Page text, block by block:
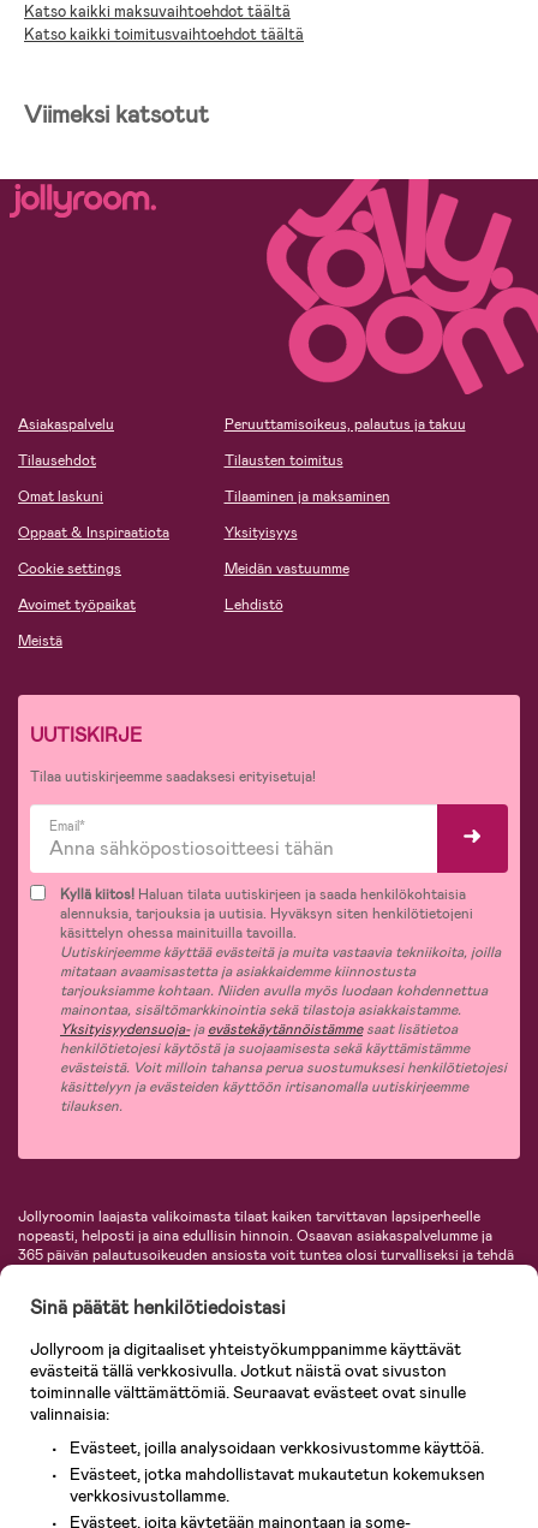
Katso kaikki maksuvaihtoehdot täältä
Katso kaikki toimitusvaihtoehdot täältä
Viimeksi katsotut
Asiakaspalvelu
Tilausehdot
Omat laskuni
Oppaat & Inspiraatiota
Cookie settings
Avoimet työpaikat
Meistä
Peruuttamisoikeus, palautus ja takuu
Tilausten toimitus
Tilaaminen ja maksaminen
Yksityisyys
Meidän vastuumme
Lehdistö
UUTISKIRJE
Tilaa uutiskirjeemme saadaksesi erityisetuja!
Email*
Kyllä kiitos! Haluan tilata uutiskirjeen ja saada henkilökohtaisia
alennuksia, tarjouksia ja uutisia. Hyväksyn siten henkilötietojeni
käsittelyn ohessa mainituilla tavoilla.
Uutiskirjeemme käyttää evästeitä ja muita vastaavia tekniikoita, joilla
mitataan avaamisastetta ja asiakkaidemme kiinnostusta
tarjouksiamme kohtaan. Niiden avulla myös luodaan kohdennettua
mainontaa, sisältömarkkinointia sekä tilastoja asiakkaistamme.
Yksityisyydensuoja-jaevästekäytännöistämmesaat lisätietoa
henkilötietojesi käytöstä ja suojaamisesta sekä käyttämistämme
evästeistä. Voit milloin tahansa perua suostumuksesi henkilötietojesi
käsittelyyn ja evästeiden käyttöön irtisanomalla uutiskirjeemme
tilauksen.
Jollyroomin laajasta valikoimasta tilaat kaiken tarvittavan lapsiperheelle
nopeasti, helposti ja aina edullisin hinnoin. Osaavan asiakaspalvelumme ja
365 päivän palautusoikeuden ansiosta voit tuntea olosi turvalliseksi ja tehdä
lastentarvikkeita sekä paljon muuta. Meiltä löydät lukuisia tunnettuja
KidKraft, Ergobaby, Philips Avent, Neonate, Cybex, LEGO ja monia muita!
Tervetuloa shoppailemaan Pohjoismaiden suurimpaan lastentarvikkeiden
verkkokauppaan!
Sinä päätät henkilötiedoistasi
Jollyroom ja digitaaliset yhteistyökumppanimme käyttävät
evästeitä tällä verkkosivulla. Jotkut näistä ovat sivuston
toiminnalle välttämättömiä. Seuraavat evästeet ovat sinulle
valinnaisia:
Evästeet, joilla analysoidaan verkkosivustomme käyttöä.
Evästeet, jotka mahdollistavat mukautetun kokemuksen
verkkosivustollamme.
Evästeet, joita käytetään mainontaan ja some-